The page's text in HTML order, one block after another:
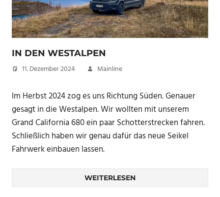
IN DEN WESTALPEN
11. Dezember 2024 Mainline
Im Herbst 2024 zog es uns Richtung Süden. Genauer
gesagt in die Westalpen. Wir wollten mit unserem
Grand California 680 ein paar Schotterstrecken fahren.
Schließlich haben wir genau dafür das neue Seikel
Fahrwerk einbauen lassen.
WEITERLESEN